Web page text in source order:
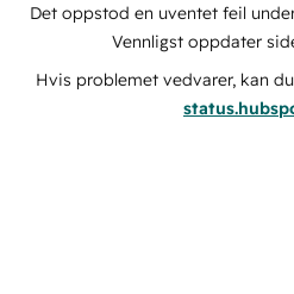
Det oppstod en uventet feil
Vennligst oppdater
Hvis problemet vedvarer, kan